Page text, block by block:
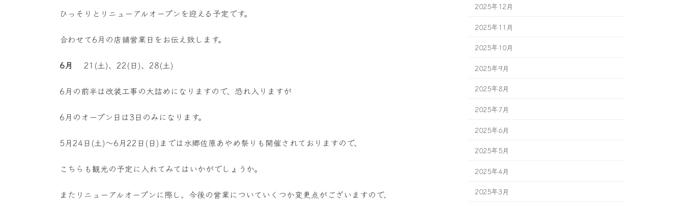
ひっそりとリニューアルオープンを迎える予定です。
合わせて6月の店舗営業日をお伝え致します。
6月 21(土)、22(日)、28(土)
6月の前半は改装工事の大詰めになりますので、恐れ入りますが
6月のオープン日は3日のみになります。
5月24日(土)〜6月22日(日)までは水郷佐原あやめ祭りも開催されておりますので、
こちらも観光の予定に入れてみてはいかがでしょうか。
またリニューアルオープンに際し、今後の営業についていくつか変更点がございますので、
2025年12月
2025年11月
2025年10月
2025年9月
2025年8月
2025年7月
2025年6月
2025年5月
2025年4月
2025年3月